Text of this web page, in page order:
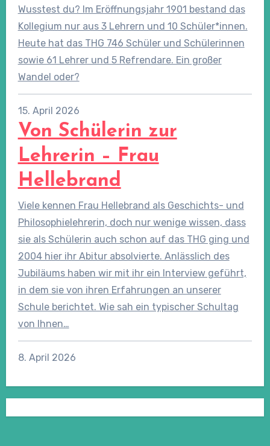
Wusstest du? Im Eröffnungsjahr 1901 bestand das
Kollegium nur aus 3 Lehrern und 10 Schüler*innen.
Heute hat das THG 746 Schüler und Schülerinnen
sowie 61 Lehrer und 5 Refrendare. Ein großer
Wandel oder?
15. April 2026
Von Schülerin zur
Lehrerin – Frau
Hellebrand
Viele kennen Frau Hellebrand als Geschichts- und
Philosophielehrerin, doch nur wenige wissen, dass
sie als Schülerin auch schon auf das THG ging und
2004 hier ihr Abitur absolvierte. Anlässlich des
Jubiläums haben wir mit ihr ein Interview geführt,
in dem sie von ihren Erfahrungen an unserer
Schule berichtet. Wie sah ein typischer Schultag
von Ihnen…
8. April 2026